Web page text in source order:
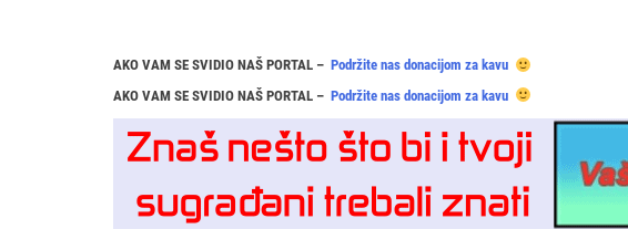
AKO VAM SE SVIDIO NAŠ PORTAL – Podržite nas donacijom za kavu
AKO VAM SE SVIDIO NAŠ PORTAL – Podržite nas donacijom za kavu